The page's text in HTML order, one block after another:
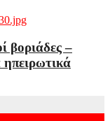
βοριάδες –
ηπειρωτικά